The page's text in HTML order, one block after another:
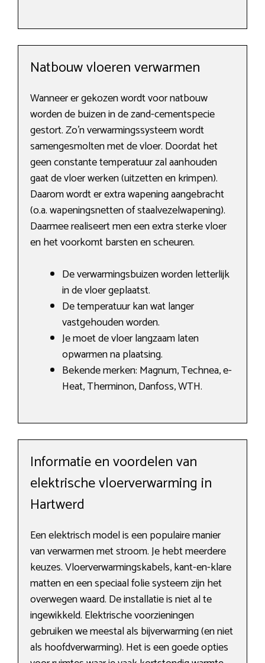
Natbouw vloeren verwarmen
Wanneer er gekozen wordt voor natbouw
worden de buizen in de zand-cementspecie
gestort. Zo’n verwarmingssysteem wordt
samengesmolten met de vloer. Doordat het
geen constante temperatuur zal aanhouden
gaat de vloer werken (uitzetten en krimpen).
Daarom wordt er extra wapening aangebracht
(o.a. wapeningsnetten of staalvezelwapening).
Daarmee realiseert men een extra sterke vloer
en het voorkomt barsten en scheuren.
De verwarmingsbuizen worden letterlijk
in de vloer geplaatst.
De temperatuur kan wat langer
vastgehouden worden.
Je moet de vloer langzaam laten
opwarmen na plaatsing.
Bekende merken: Magnum, Technea, e-
Heat, Therminon, Danfoss, WTH.
Informatie en voordelen van
elektrische vloerverwarming in
Hartwerd
Een elektrisch model is een populaire manier
van verwarmen met stroom. Je hebt meerdere
keuzes. Vloerverwarmingskabels, kant-en-klare
matten en een speciaal folie systeem zijn het
overwegen waard. De installatie is niet al te
ingewikkeld. Elektrische voorzieningen
gebruiken we meestal als bijverwarming (en niet
als hoofdverwarming). Het is een goede opties